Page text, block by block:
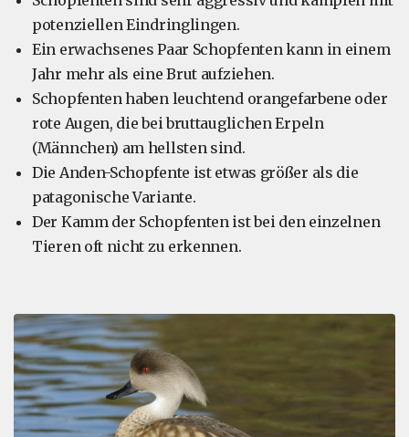
potenziellen Eindringlingen.
Ein erwachsenes Paar Schopfenten kann in einem
Jahr mehr als eine Brut aufziehen.
Schopfenten haben leuchtend orangefarbene oder
rote Augen, die bei bruttauglichen Erpeln
(Männchen) am hellsten sind.
Die Anden-Schopfente ist etwas größer als die
patagonische Variante.
Der Kamm der Schopfenten ist bei den einzelnen
Tieren oft nicht zu erkennen.